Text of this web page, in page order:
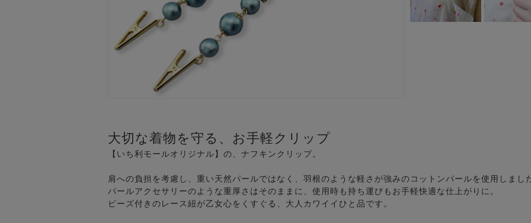
大切な着物を守る、お手軽クリップ
【いち利モールオリジナル】の、ナフキンクリップ。
肩への負担を考慮し、重い天然パールではなく、羽根のような軽さが強みのコットンパールを使用しまし
パールアクセサリーのような重厚さはそのままに、使用時も持ち運びもお手軽快適な仕上がりに。
ビーズ付きのレース紐が乙女心をくすぐる、大人カワイイひと品です。